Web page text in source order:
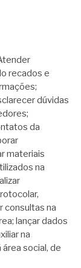
recados e
dúvidas
da
materiais
na
consultas na
lançar dados
na
social, de